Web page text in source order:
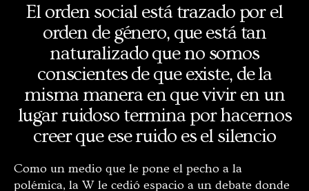
El orden social está trazado por el
orden de género, que está tan
naturalizado que no somos
conscientes de que existe, de la
misma manera en que vivir en un
lugar ruidoso termina por hacernos
creer que ese ruido es el silencio
Como un medio que le pone el pecho a la
polémica, la W le cedió espacio a un debate donde